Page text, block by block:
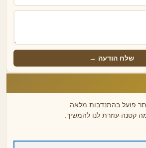
שלח הודעה →
פועל בהתנדבות מלאה.
קטנה עוזרת לנו להמשיך.